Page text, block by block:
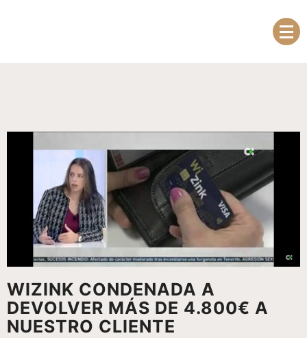
WIZINK CONDENADA A
DEVOLVER MÁS DE 4.800€ A
NUESTRO CLIENTE